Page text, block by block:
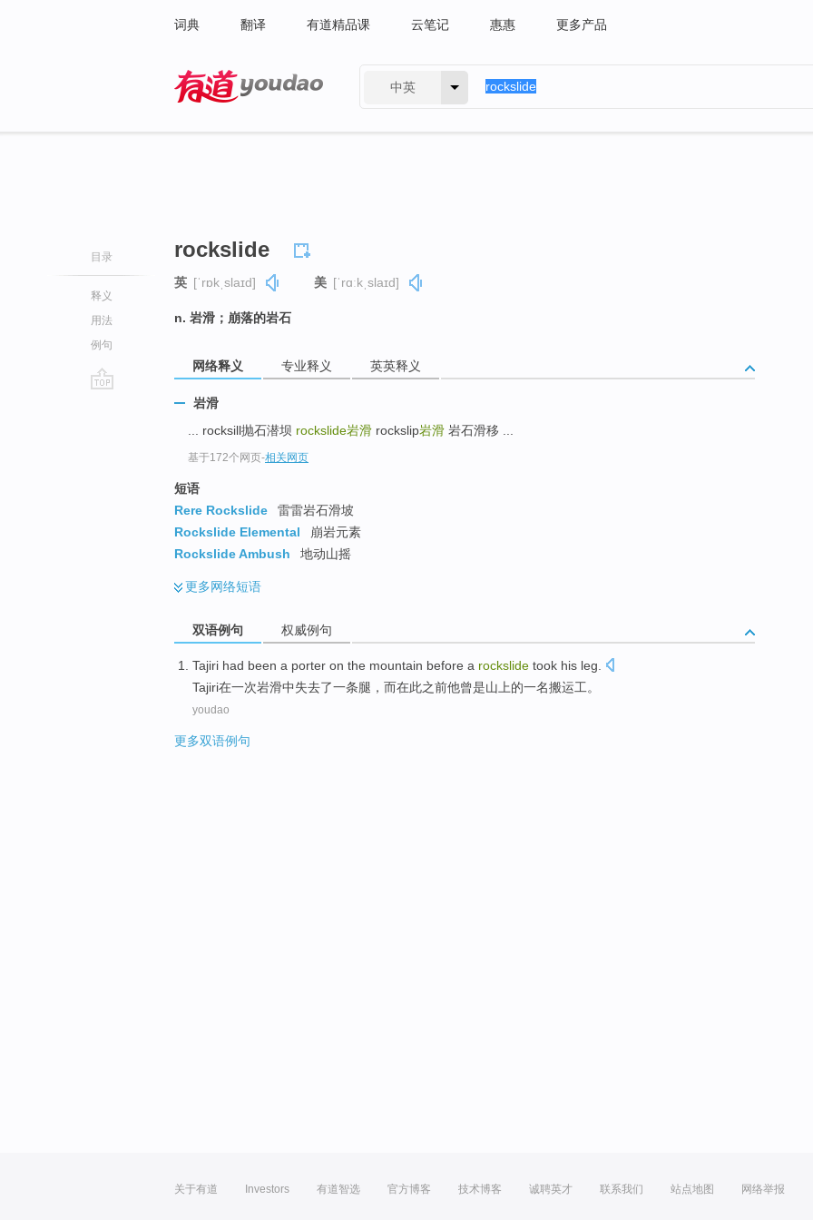
词典 翻译 有道精品课 云笔记 惠惠 更多产品
中英
目录
释义
用法
例句
rockslide
英 [ˈrɒkˌslaɪd] 美 [ˈrɑːkˌslaɪd]
n. 岩滑；崩落的岩石
网络释义 专业释义 英英释义
岩滑
... rocksill抛石潜坝 rockslide岩滑 rockslip岩滑 岩石滑移 ...
基于172个网页-相关网页
短语
Rere Rockslide
雷雷岩石滑坡
Rockslide Elemental
崩岩元素
Rockslide Ambush
地动山摇
更多网络短语
双语例句 权威例句
Tajiri had been a porter on the mountain before a rockslide took his leg.
Tajiri在一次岩滑中失去了一条腿 ，而在此之前他曾是山上的一名搬运工。
youdao
更多双语例句
关于有道 Investors 有道智选 官方博客 技术博客 诚聘英才 联系我们 站点地图 网络举报